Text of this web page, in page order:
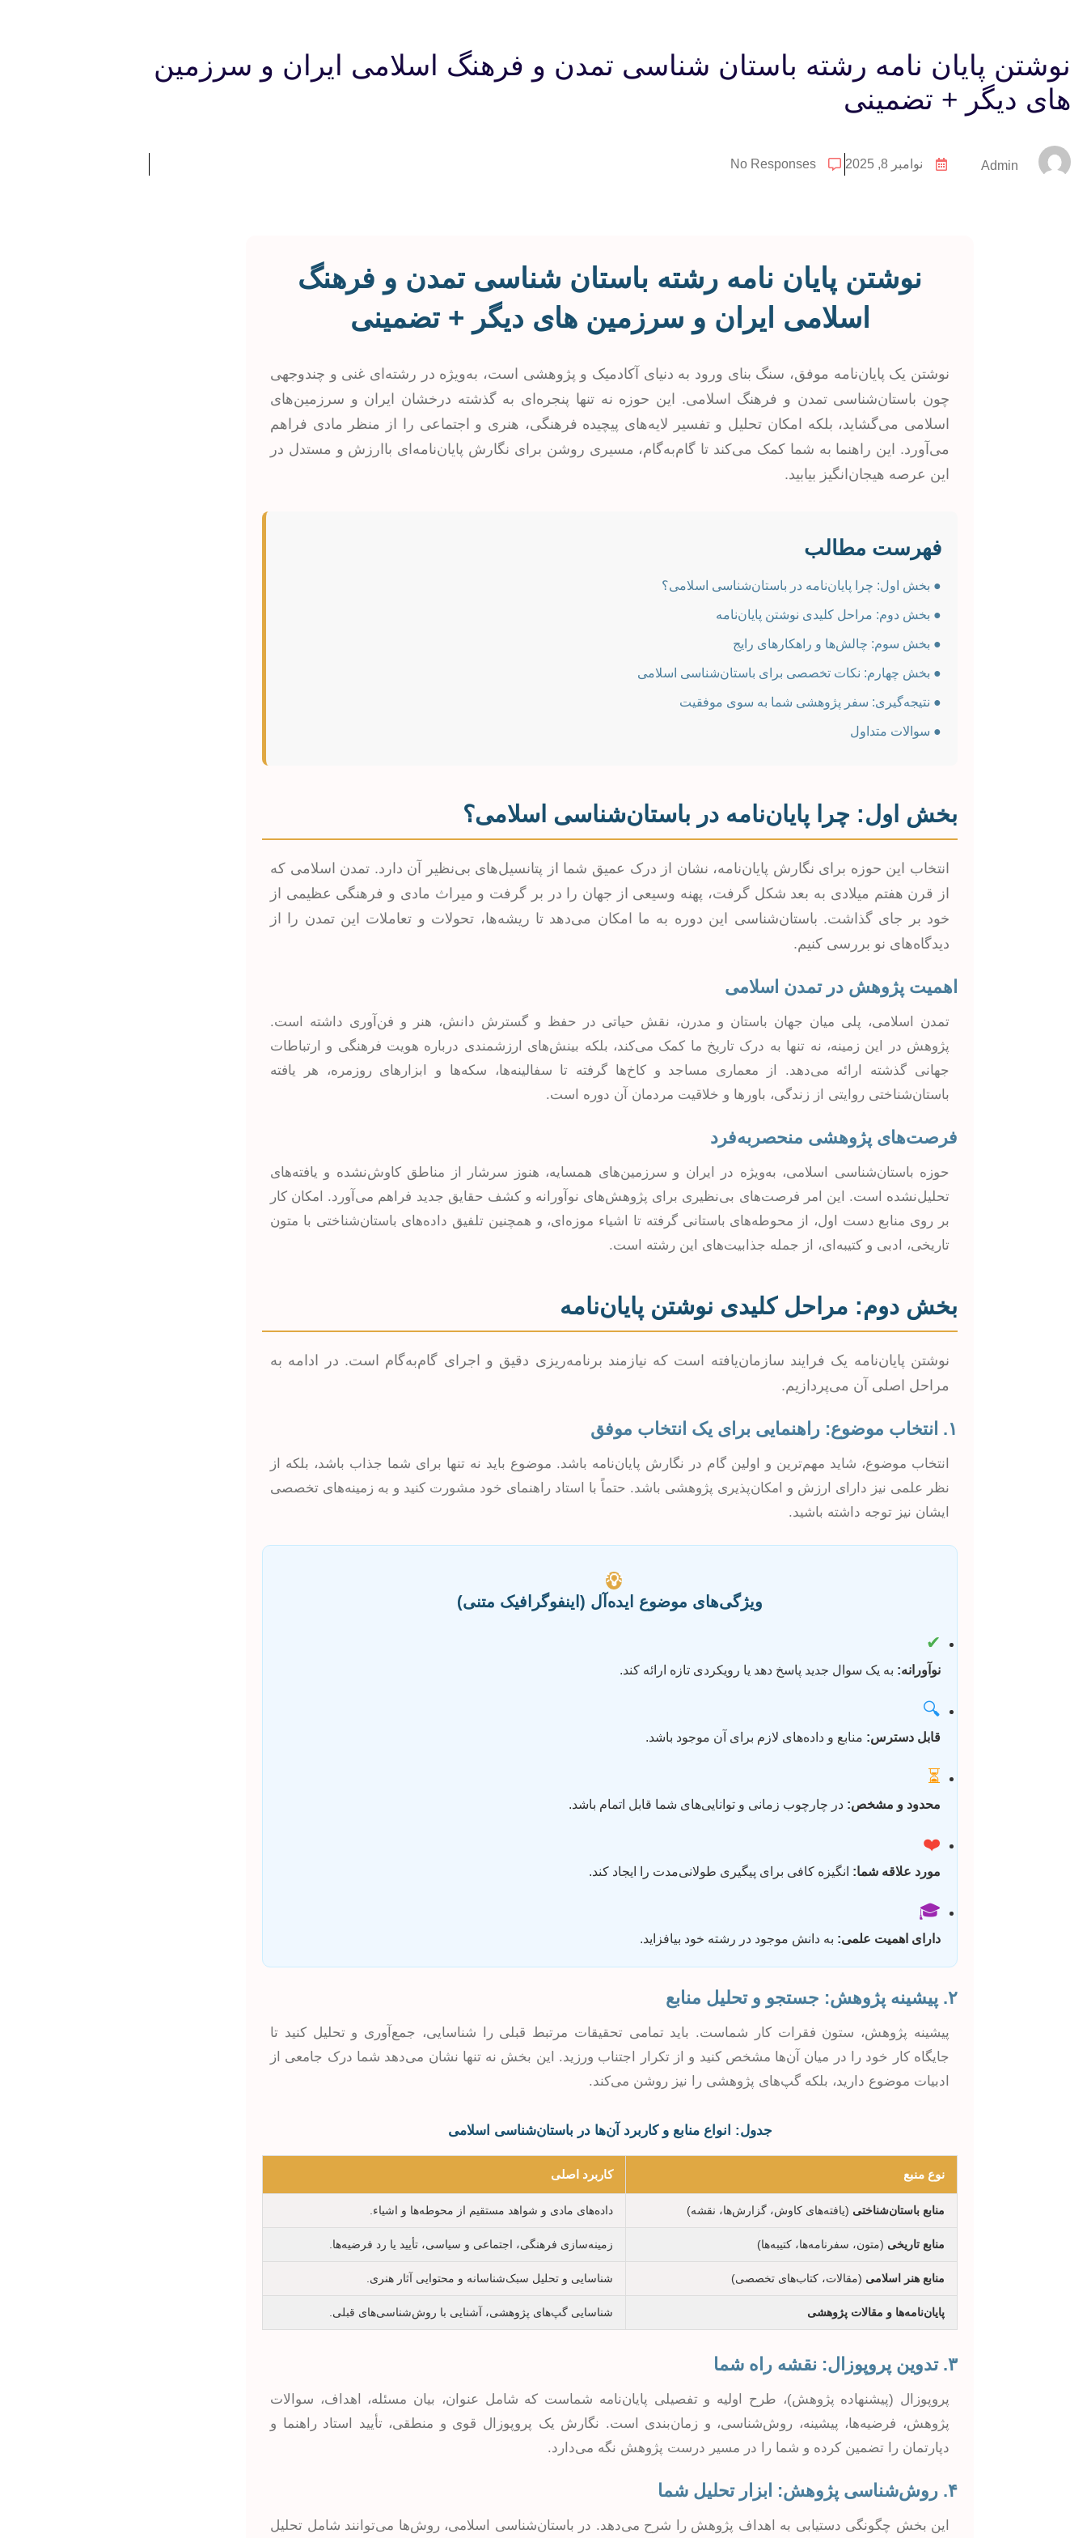
نوشتن پایان نامه رشته باستان شناسی تمدن و فرهنگ اسلامی ایران و سرزمین
های دیگر + تضمینی
Admin نوامبر 8, 2025 No Responses
نوشتن پایان نامه رشته باستان شناسی تمدن و فرهنگ
اسلامی ایران و سرزمین های دیگر + تضمینی
نوشتن یک پایان‌نامه موفق، سنگ بنای ورود به دنیای آکادمیک و پژوهشی است، به‌ویژه در رشته‌ای غنی و چندوجهی
چون باستان‌شناسی تمدن و فرهنگ اسلامی. این حوزه نه تنها پنجره‌ای به گذشته درخشان ایران و سرزمین‌های
اسلامی می‌گشاید، بلکه امکان تحلیل و تفسیر لایه‌های پیچیده فرهنگی، هنری و اجتماعی را از منظر مادی فراهم
می‌آورد. این راهنما به شما کمک می‌کند تا گام‌به‌گام، مسیری روشن برای نگارش پایان‌نامه‌ای باارزش و مستدل در
این عرصه هیجان‌انگیز بیابید.
فهرست مطالب
● بخش اول: چرا پایان‌نامه در باستان‌شناسی اسلامی؟
● بخش دوم: مراحل کلیدی نوشتن پایان‌نامه
● بخش سوم: چالش‌ها و راهکارهای رایج
● بخش چهارم: نکات تخصصی برای باستان‌شناسی اسلامی
● نتیجه‌گیری: سفر پژوهشی شما به سوی موفقیت
● سوالات متداول
بخش اول: چرا پایان‌نامه در باستان‌شناسی اسلامی؟
انتخاب این حوزه برای نگارش پایان‌نامه، نشان از درک عمیق شما از پتانسیل‌های بی‌نظیر آن دارد. تمدن اسلامی که
از قرن هفتم میلادی به بعد شکل گرفت، پهنه وسیعی از جهان را در بر گرفت و میراث مادی و فرهنگی عظیمی از
خود بر جای گذاشت. باستان‌شناسی این دوره به ما امکان می‌دهد تا ریشه‌ها، تحولات و تعاملات این تمدن را از
دیدگاه‌های نو بررسی کنیم.
اهمیت پژوهش در تمدن اسلامی
تمدن اسلامی، پلی میان جهان باستان و مدرن، نقش حیاتی در حفظ و گسترش دانش، هنر و فن‌آوری داشته است.
پژوهش در این زمینه، نه تنها به درک تاریخ ما کمک می‌کند، بلکه بینش‌های ارزشمندی درباره هویت فرهنگی و ارتباطات
جهانی گذشته ارائه می‌دهد. از معماری مساجد و کاخ‌ها گرفته تا سفالینه‌ها، سکه‌ها و ابزارهای روزمره، هر یافته
باستان‌شناختی روایتی از زندگی، باورها و خلاقیت مردمان آن دوره است.
فرصت‌های پژوهشی منحصربه‌فرد
حوزه باستان‌شناسی اسلامی، به‌ویژه در ایران و سرزمین‌های همسایه، هنوز سرشار از مناطق کاوش‌نشده و یافته‌های
تحلیل‌نشده است. این امر فرصت‌های بی‌نظیری برای پژوهش‌های نوآورانه و کشف حقایق جدید فراهم می‌آورد. امکان کار
بر روی منابع دست اول، از محوطه‌های باستانی گرفته تا اشیاء موزه‌ای، و همچنین تلفیق داده‌های باستان‌شناختی با متون
تاریخی، ادبی و کتیبه‌ای، از جمله جذابیت‌های این رشته است.
بخش دوم: مراحل کلیدی نوشتن پایان‌نامه
نوشتن پایان‌نامه یک فرایند سازمان‌یافته است که نیازمند برنامه‌ریزی دقیق و اجرای گام‌به‌گام است. در ادامه به
مراحل اصلی آن می‌پردازیم.
۱. انتخاب موضوع: راهنمایی برای یک انتخاب موفق
انتخاب موضوع، شاید مهم‌ترین و اولین گام در نگارش پایان‌نامه باشد. موضوع باید نه تنها برای شما جذاب باشد، بلکه از
نظر علمی نیز دارای ارزش و امکان‌پذیری پژوهشی باشد. حتماً با استاد راهنمای خود مشورت کنید و به زمینه‌های تخصصی
ایشان نیز توجه داشته باشید.
💡
ویژگی‌های موضوع ایده‌آل (اینفوگرافیک متنی)
✔
نوآورانه: به یک سوال جدید پاسخ دهد یا رویکردی تازه ارائه کند.
🔍
قابل دسترس: منابع و داده‌های لازم برای آن موجود باشد.
⏳
محدود و مشخص: در چارچوب زمانی و توانایی‌های شما قابل اتمام باشد.
❤️
مورد علاقه شما: انگیزه کافی برای پیگیری طولانی‌مدت را ایجاد کند.
🎓
دارای اهمیت علمی: به دانش موجود در رشته خود بیافزاید.
۲. پیشینه پژوهش: جستجو و تحلیل منابع
پیشینه پژوهش، ستون فقرات کار شماست. باید تمامی تحقیقات مرتبط قبلی را شناسایی، جمع‌آوری و تحلیل کنید تا
جایگاه کار خود را در میان آن‌ها مشخص کنید و از تکرار اجتناب ورزید. این بخش نه تنها نشان می‌دهد شما درک جامعی از
ادبیات موضوع دارید، بلکه گپ‌های پژوهشی را نیز روشن می‌کند.
جدول: انواع منابع و کاربرد آن‌ها در باستان‌شناسی اسلامی
نوع منبع کاربرد اصلی
منابع باستان‌شناختی (یافته‌های کاوش، گزارش‌ها، نقشه) داده‌های مادی و شواهد مستقیم از محوطه‌ها و اشیاء.
منابع تاریخی (متون، سفرنامه‌ها، کتیبه‌ها) زمینه‌سازی فرهنگی، اجتماعی و سیاسی، تأیید یا رد فرضیه‌ها.
منابع هنر اسلامی (مقالات، کتاب‌های تخصصی) شناسایی و تحلیل سبک‌شناسانه و محتوایی آثار هنری.
پایان‌نامه‌ها و مقالات پژوهشی شناسایی گپ‌های پژوهشی، آشنایی با روش‌شناسی‌های قبلی.
۳. تدوین پروپوزال: نقشه راه شما
پروپوزال (پیشنهاده پژوهش)، طرح اولیه و تفصیلی پایان‌نامه شماست که شامل عنوان، بیان مسئله، اهداف، سوالات
پژوهش، فرضیه‌ها، پیشینه، روش‌شناسی، و زمان‌بندی است. نگارش یک پروپوزال قوی و منطقی، تأیید استاد راهنما و
دپارتمان را تضمین کرده و شما را در مسیر درست پژوهش نگه می‌دارد.
۴. روش‌شناسی پژوهش: ابزار تحلیل شما
این بخش چگونگی دستیابی به اهداف پژوهش را شرح می‌دهد. در باستان‌شناسی اسلامی، روش‌ها می‌توانند شامل تحلیل